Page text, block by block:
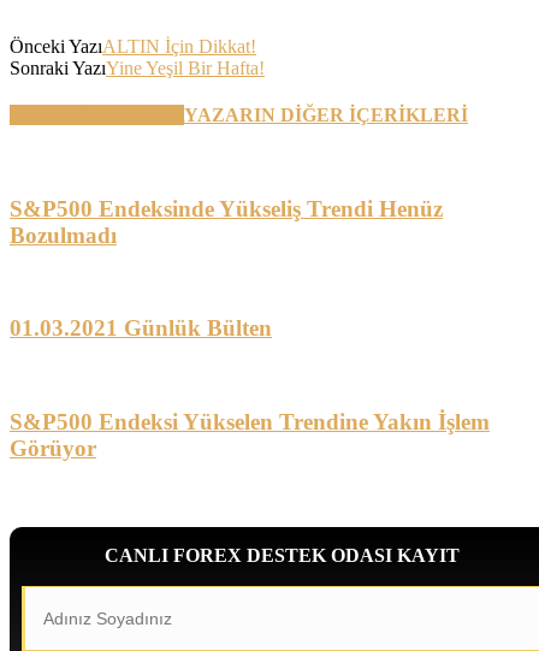
Önceki YazıALTIN İçin Dikkat!
Sonraki YazıYine Yeşil Bir Hafta!
YAZARIN DİĞER İÇERİKLERİ
S&P500 Endeksinde Yükseliş Trendi Henüz
Bozulmadı
01.03.2021 Günlük Bülten
S&P500 Endeksi Yükselen Trendine Yakın İşlem
Görüyor
CANLI FOREX DESTEK ODASI KAYIT